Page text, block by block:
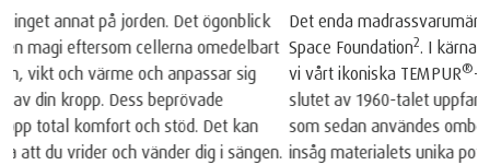
Det enda madrassvarumärket erkänt av NASA1och certifierat av
Space Foundation2. I kärnan av varje madrass och kudde skapar
vi vårt ikoniska TEMPUR®️-material, född från NASA-teknologi. I
slutet av 1960-talet uppfann NASA-forskare ett helt nytt material
som sedan användes ombord på rymdfärjorna. Våra grundare
insåg materialets unika potential. Så de tog den ursprungliga